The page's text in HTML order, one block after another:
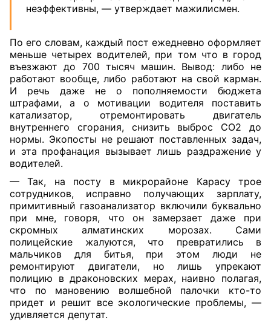
неэффективны, — утверждает мажилисмен.
По его словам, каждый пост ежедневно оформляет
меньше четырех водителей, при том что в город
въезжают до 700 тысяч машин. Вывод: либо не
работают вообще, либо работают на свой карман.
И речь даже не о пополняемости бюджета
штрафами, а о мотивации водителя поставить
катализатор, отремонтировать двигатель
внутреннего сгорания, снизить выброс СО2 до
нормы. Экопосты не решают поставленных задач,
и эта профанация вызывает лишь раздражение у
водителей.
— Так, на посту в микрорайоне Карасу трое
сотрудников, исправно получающих зарплату,
примитивный газоанализатор включили буквально
при мне, говоря, что он замерзает даже при
скромных алматинских морозах. Сами
полицейские жалуются, что превратились в
мальчиков для битья, при этом люди не
ремонтируют двигатели, но лишь упрекают
полицию в драконовских мерах, наивно полагая,
что по мановению волшебной палочки кто-то
придет и решит все экологические проблемы, —
удивляется депутат.